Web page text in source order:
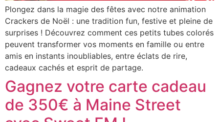
Plongez dans la magie des fêtes avec notre animation
Crackers de Noël : une tradition fun, festive et pleine de
surprises ! Découvrez comment ces petits tubes colorés
peuvent transformer vos moments en famille ou entre
amis en instants inoubliables, entre éclats de rire,
cadeaux cachés et esprit de partage.
Gagnez votre carte cadeau
de 350€ à Maine Street